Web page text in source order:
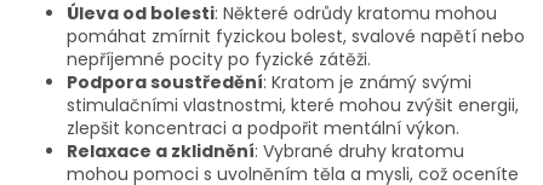
Úleva od bolesti: Některé odrůdy kratomu mohou
pomáhat zmírnit fyzickou bolest, svalové napětí nebo
nepříjemné pocity po fyzické zátěži.
Podpora soustředění: Kratom je známý svými
stimulačními vlastnostmi, které mohou zvýšit energii,
zlepšit koncentraci a podpořit mentální výkon.
Relaxace a zklidnění: Vybrané druhy kratomu
mohou pomoci s uvolněním těla a mysli, což oceníte